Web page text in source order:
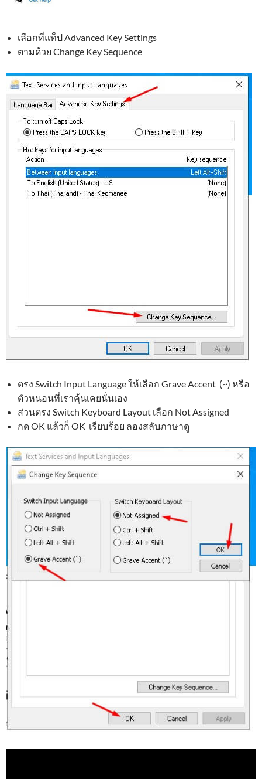
เลือกที่แท็ป Advanced Key Settings
ตามด้วย Change Key Sequence
ตรง Switch Input Language ให้เลือก Grave Accent (~) หรือ
ตัวหนอนที่เราคุ้นเคยนั่นเอง
ส่วนตรง Switch Keyboard Layout เลือก Not Assigned
กด OK แล้วก็ OK เรียบร้อย ลองสลับภาษาดู